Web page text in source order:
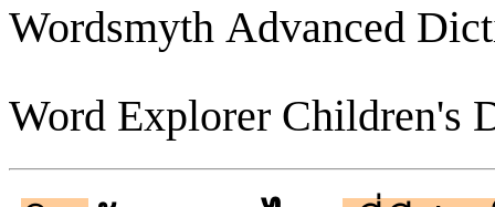
Wordsmyth Advanced
Word Explorer Children's